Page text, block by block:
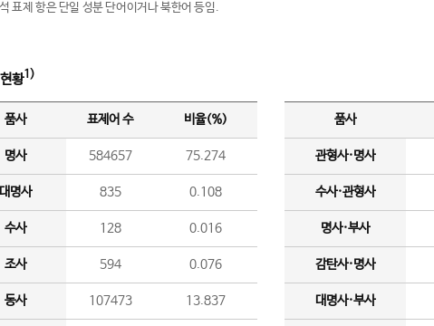
표제 항은 단일 성분 단어이거나 북한어 등임.
황1)
품사 표제어 수 비율(%)
명사 584657 75.274
명사 835 0.108
수사 128 0.016
조사 594 0.076
동사 107473 13.837
품사
관형사·명사
수사·관형사
명사·부사
감탄사·명사
대명사·부사